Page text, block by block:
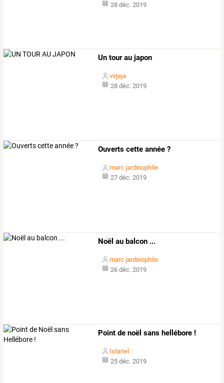
28 déc. 2019
Un tour au japon
virjaja
28 déc. 2019
Ouverts cette année ?
marc jardinophile
27 déc. 2019
Noël au balcon ...
marc jardinophile
26 déc. 2019
Point de noël sans hellébore !
Istariel
25 déc. 2019